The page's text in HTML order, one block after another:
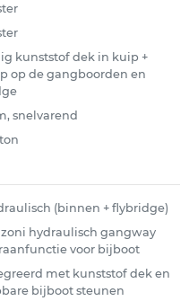
kunststof dek in kuip +
op de gangboorden en
snelvarend
(binnen + flybridge)
hydraulisch gangway
voor bijboot
met kunststof dek en
bijboot steunen